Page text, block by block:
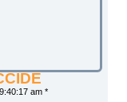
am *